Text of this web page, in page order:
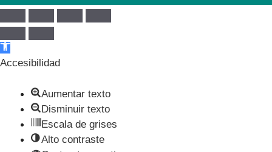
Abrir barra de herramientas
Accesibilidad
Aumentar texto
Disminuir texto
Escala de grises
Alto contraste